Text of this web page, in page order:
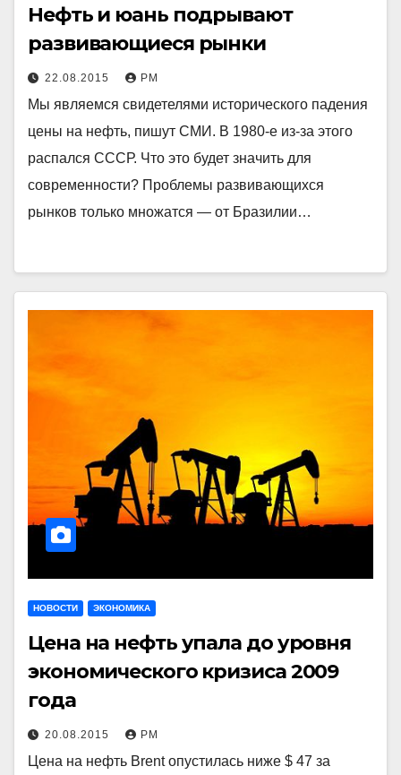
Нефть и юань подрывают
развивающиеся рынки
22.08.2015 РМ
Мы являемся свидетелями исторического падения
цены на нефть, пишут СМИ. В 1980-е из-за этого
распался СССР. Что это будет значить для
современности? Проблемы развивающихся
рынков только множатся — от Бразилии…
НОВОСТИ ЭКОНОМИКА
Цена на нефть упала до уровня
экономического кризиса 2009
года
20.08.2015 РМ
Цена на нефть Brent опустилась ниже $ 47 за